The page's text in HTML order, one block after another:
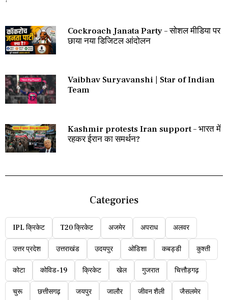
Cockroach Janata Party – सोशल मीडिया पर
छाया नया डिजिटल आंदोलन
Vaibhav Suryavanshi | Star of Indian
Team
Kashmir protests Iran support – भारत में
रहकर ईरान का समर्थन?
Categories
IPL क्रिकेट T20 क्रिकेट अजमेर अपराध अलवर
उत्तर प्रदेश उत्तराखंड उदयपुर ओडिशा कबड्डी कुश्ती
कोटा कोविड-19 क्रिकेट खेल गुजरात चित्तौड़गढ़
चुरू छत्तीसगढ़ जयपुर जालौर जीवन शैली जैसलमेर